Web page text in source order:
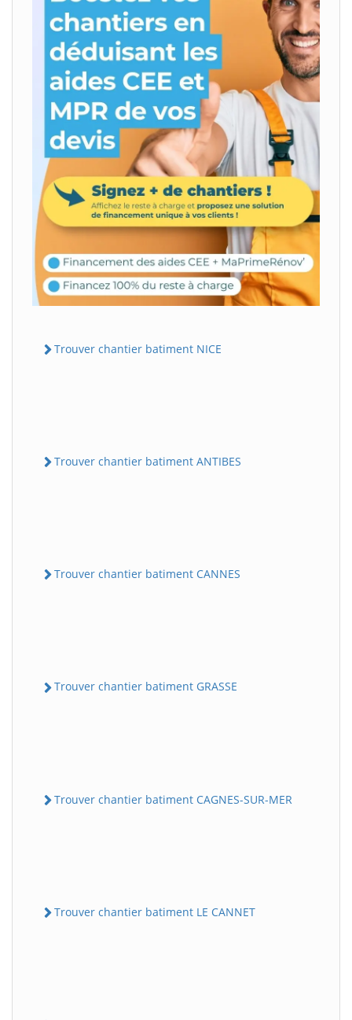
Trouver chantier batiment NICE
Trouver chantier batiment ANTIBES
Trouver chantier batiment CANNES
Trouver chantier batiment GRASSE
Trouver chantier batiment CAGNES-SUR-MER
Trouver chantier batiment LE CANNET